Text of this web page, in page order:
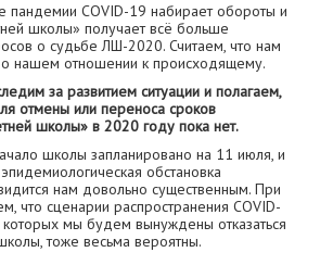
пандемии COVID-19 набирает обороты и
школы» получает всё больше
о судьбе ЛШ-2020. Считаем, что нам
о нашем отношении к происходящему.
за развитием ситуации и полагаем,
отмены или переноса сроков
школы» в 2020 году пока нет.
школы запланировано на 11 июля, и
обстановка
нам довольно существенным. При
что сценарии распространения COVID-
которых мы будем вынуждены отказаться
тоже весьма вероятны.